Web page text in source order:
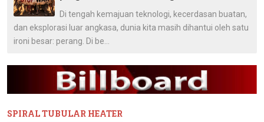
Di tengah kemajuan teknologi, kecerdasan buatan,
dan eksplorasi luar angkasa, dunia kita masih dihantui oleh satu
ironi besar: perang. Di be...
SPIRAL TUBULAR HEATER